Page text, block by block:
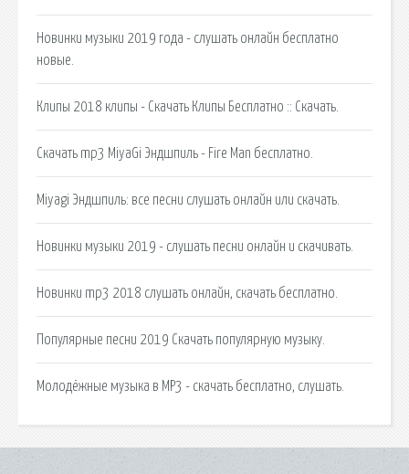
Новинки музыки 2019 года - слушать онлайн бесплатно
новые.
Клипы 2018 клипы - Скачать Клипы Бесплатно :: Скачать.
Скачать mp3 MiyaGi Эндшпиль - Fire Man бесплатно.
Miyagi Эндшпиль: все песни слушать онлайн или скачать.
Новинки музыки 2019 - слушать песни онлайн и скачивать.
Новинки mp3 2018 слушать онлайн, скачать бесплатно.
Популярные песни 2019 Скачать популярную музыку.
Молодёжные музыка в MP3 - скачать бесплатно, слушать.